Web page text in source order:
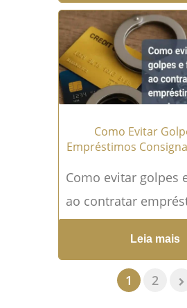
direitos ao
renegociar... Leia
Como Evitar
Empréstimos
Como evitar golpes
ao contratar
consignado online
correspondentes?
práticas para
dados e seu
Leia mais
1 2